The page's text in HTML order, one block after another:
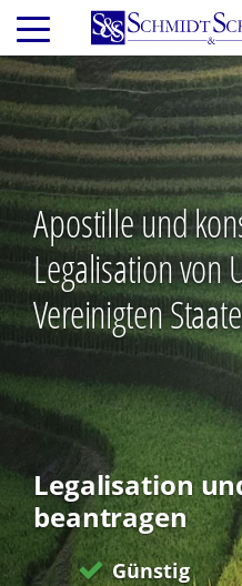
Direkt
zum
Inhalt
Apostille und
Legalisation von
Vereinigten
Legalisation
beantragen
Günstig